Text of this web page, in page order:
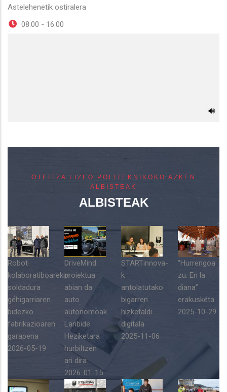
Astelehenetik ostiralera
08:00 - 16:00
OTEITZA LIZEO POLITEKNIKOKO AZKEN
ALBISTEAK
ALBISTEAK
Robot
kolaboratiboarekin
soldadura
gehigarriaren
bidezko
fabrikazioaren
garapena
2026-05-19
DriveMind
proiektua
abian da:
auto
autonomoak
Lanbide
Heziketara
hurbiltzen
ari dira
2026-01-15
STARTinnova-
k
antolatutako
bigarren
hizketaldi
digitala
2025-11-06
“Hurrengoa
zu. En la
diana”
erakusketa
2025-10-29